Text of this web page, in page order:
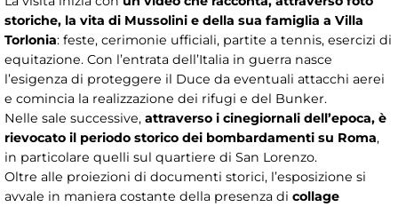
storiche, la vita di Mussolini e della sua famiglia a Villa
Torlonia: feste, cerimonie ufficiali, partite a tennis, esercizi di
equitazione. Con l’entrata dell’Italia in guerra nasce
l’esigenza di proteggere il Duce da eventuali attacchi aerei
e comincia la realizzazione dei rifugi e del Bunker.
Nelle sale successive, attraverso i cinegiornali dell’epoca, è
rievocato il periodo storico dei bombardamenti su Roma,
in particolare quelli sul quartiere di San Lorenzo.
Oltre alle proiezioni di documenti storici, l’esposizione si
avvale in maniera costante della presenza di collage